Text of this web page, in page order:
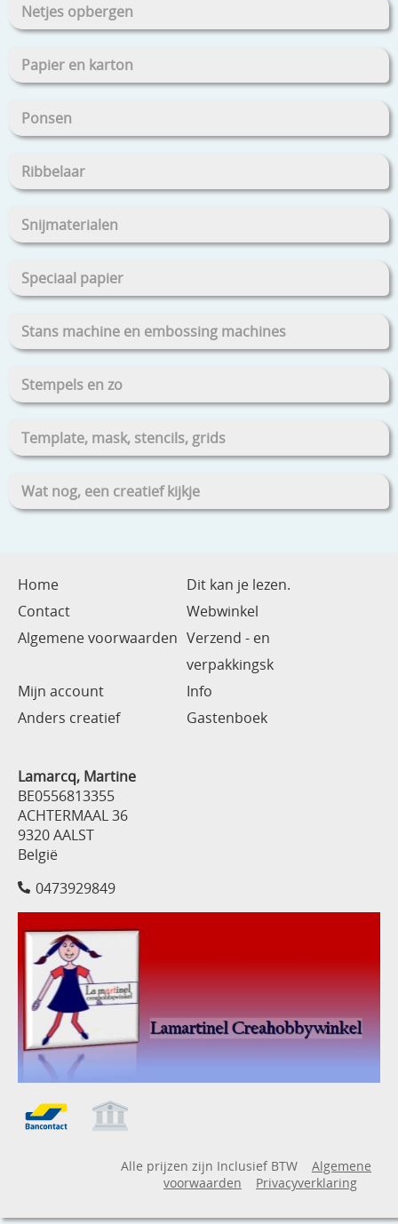
Netjes opbergen
Papier en karton
Ponsen
Ribbelaar
Snijmaterialen
Speciaal papier
Stans machine en embossing machines
Stempels en zo
Template, mask, stencils, grids
Wat nog, een creatief kijkje
Home
Dit kan je lezen.
Contact
Webwinkel
Algemene voorwaarden Verzend - en
verpakkingsk
Mijn account
Info
Anders creatief
Gastenboek
Lamarcq, Martine
BE0556813355
ACHTERMAAL 36
9320 AALST
België
0473929849
Alle prijzen zijn Inclusief BTW
Algemene
voorwaarden
Privacyverklaring